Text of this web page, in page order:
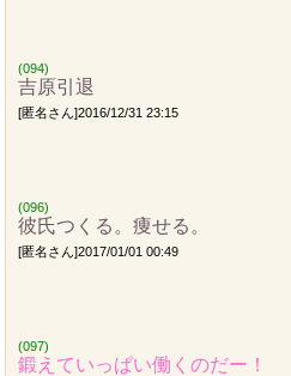
(094)
吉原引退
[匿名さん]2016/12/31 23:15
(096)
彼氏つくる。痩せる。
[匿名さん]2017/01/01 00:49
(097)
鍛えていっぱい働くのだー！